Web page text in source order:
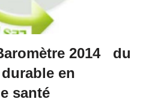
2014 du
en
santé